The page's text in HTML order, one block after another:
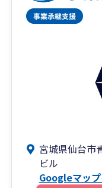
宮城県仙台市
ビル
Googleマッ